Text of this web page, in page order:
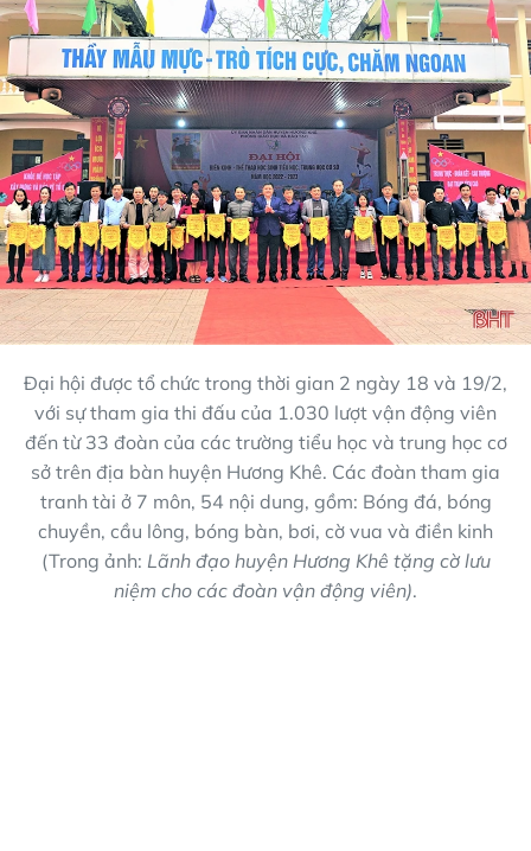
Đại hội được tổ chức trong thời gian 2 ngày 18 và 19/2,
với sự tham gia thi đấu của 1.030 lượt vận động viên
đến từ 33 đoàn của các trường tiểu học và trung học cơ
sở trên địa bàn huyện Hương Khê. Các đoàn tham gia
tranh tài ở 7 môn, 54 nội dung, gồm: Bóng đá, bóng
chuyền, cầu lông, bóng bàn, bơi, cờ vua và điền kinh
(Trong ảnh: Lãnh đạo huyện Hương Khê tặng cờ lưu
niệm cho các đoàn vận động viên).